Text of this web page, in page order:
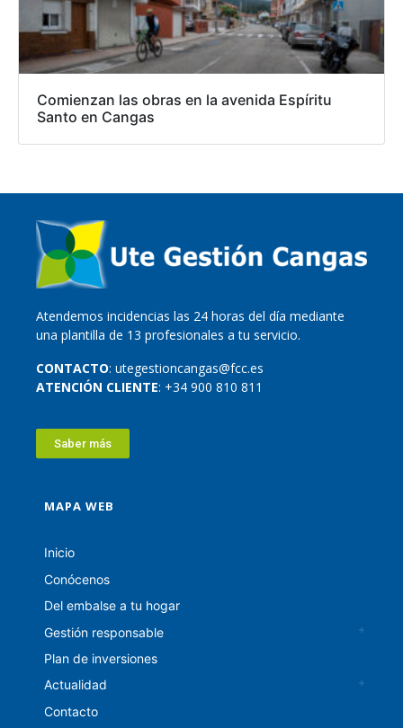
Comienzan las obras en la avenida Espíritu
Santo en Cangas
Atendemos incidencias las 24 horas del día mediante
una plantilla de 13 profesionales a tu servicio.
CONTACTO: utegestioncangas@fcc.es
ATENCIÓN CLIENTE: +34 900 810 811
Saber más
MAPA WEB
Inicio
Conócenos
Del embalse a tu hogar
Gestión responsable
Plan de inversiones
Actualidad
Contacto